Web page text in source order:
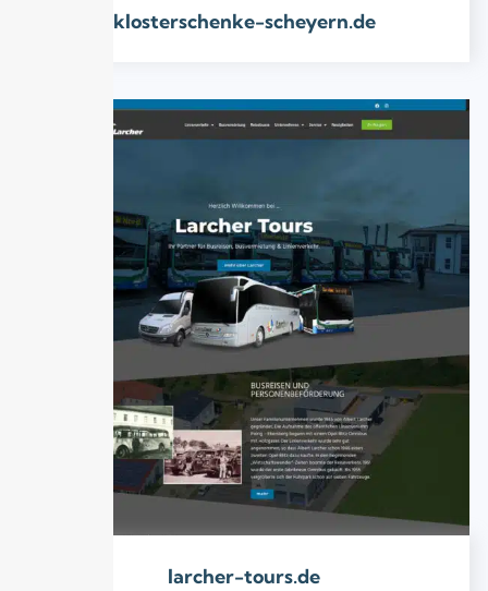
klosterschenke-scheyern.de
larcher-tours.de